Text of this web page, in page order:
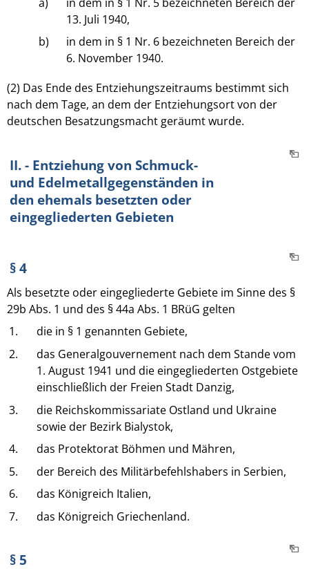
13. Juli 1940,
b)
in dem in § 1 Nr. 6 bezeichneten Bereich der
6. November 1940.
(2) Das Ende des Entziehungszeitraums bestimmt sich
nach dem Tage, an dem der Entziehungsort von der
deutschen Besatzungsmacht geräumt wurde.
II. - Entziehung von Schmuck-
und Edelmetallgegenständen in
den ehemals besetzten oder
eingegliederten Gebieten
§ 4
Als besetzte oder eingegliederte Gebiete im Sinne des §
29b Abs. 1 und des § 44a Abs. 1 BRüG gelten
1.
die in § 1 genannten Gebiete,
2.
das Generalgouvernement nach dem Stande vom
1. August 1941 und die eingegliederten Ostgebiete
einschließlich der Freien Stadt Danzig,
3.
die Reichskommissariate Ostland und Ukraine
sowie der Bezirk Bialystok,
4.
das Protektorat Böhmen und Mähren,
5.
der Bereich des Militärbefehlshabers in Serbien,
6.
das Königreich Italien,
7.
das Königreich Griechenland.
§ 5